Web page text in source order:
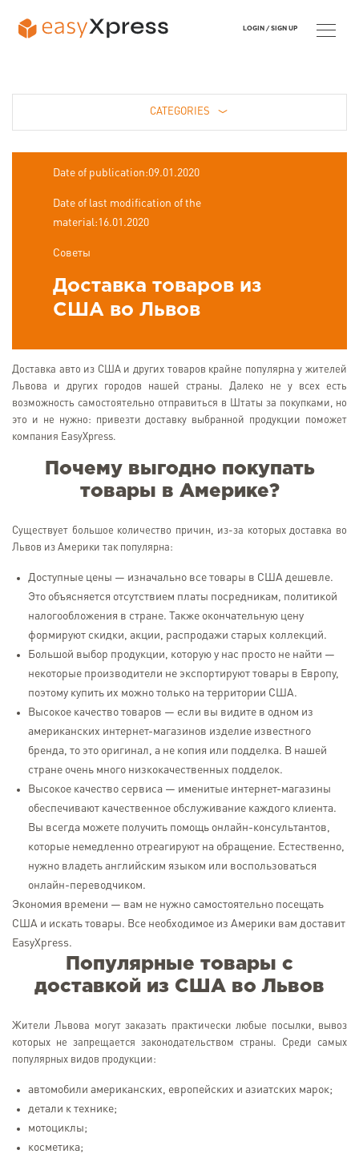
CATEGORIES
Date of publication:09.01.2020
Date of last modification of the
material:16.01.2020
Советы
Доставка товаров из
США во Львов
Доставка авто из США и других товаров крайне популярна у жителей
Львова и других городов нашей страны. Далеко не у всех есть
возможность самостоятельно отправиться в Штаты за покупками, но
это и не нужно: привезти доставку выбранной продукции поможет
компания EasyXpress.
Почему выгодно покупать
товары в Америке?
Существует большое количество причин, из-за которых доставка во
Львов из Америки так популярна:
Доступные цены — изначально все товары в США дешевле.
Это объясняется отсутствием платы посредникам, политикой
налогообложения в стране. Также окончательную цену
формируют скидки, акции, распродажи старых коллекций.
Большой выбор продукции, которую у нас просто не найти —
некоторые производители не экспортируют товары в Европу,
поэтому купить их можно только на территории США.
Высокое качество товаров — если вы видите в одном из
американских интернет-магазинов изделие известного
бренда, то это оригинал, а не копия или подделка. В нашей
стране очень много низкокачественных подделок.
Высокое качество сервиса — именитые интернет-магазины
обеспечивают качественное обслуживание каждого клиента.
Вы всегда можете получить помощь онлайн-консультантов,
которые немедленно отреагируют на обращение. Естественно,
нужно владеть английским языком или воспользоваться
онлайн-переводчиком.
Экономия времени — вам не нужно самостоятельно посещать
США и искать товары. Все необходимое из Америки вам доставит
EasyXpress.
Популярные товары с
доставкой из США во Львов
Жители Львова могут заказать практически любые посылки, вывоз
которых не запрещается законодательством страны. Среди самых
популярных видов продукции:
автомобили американских, европейских и азиатских марок;
детали к технике;
мотоциклы;
косметика;
LOGIN / SIGN UP